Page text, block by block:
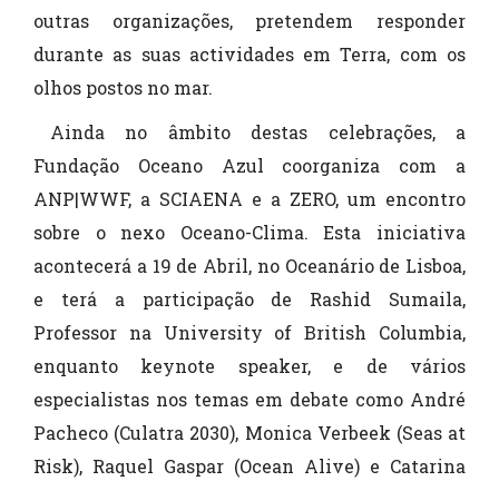
outras organizações, pretendem responder
durante as suas actividades em Terra, com os
olhos postos no mar.
Ainda no âmbito destas celebrações, a
Fundação Oceano Azul coorganiza com a
ANP|WWF, a SCIAENA e a ZERO, um encontro
sobre o nexo Oceano-Clima. Esta iniciativa
acontecerá a 19 de Abril, no Oceanário de Lisboa,
e terá a participação de Rashid Sumaila,
Professor na University of British Columbia,
enquanto keynote speaker, e de vários
especialistas nos temas em debate como André
Pacheco (Culatra 2030), Monica Verbeek (Seas at
Risk), Raquel Gaspar (Ocean Alive) e Catarina